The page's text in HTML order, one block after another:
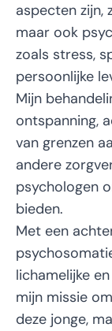
aspecten zijn,
maar ook
zoals stress,
persoonlijke
Mijn
ontspanning,
van grenzen
andere
psychologen
bieden.
Met een
lichamelijke
mijn missie
deze jonge,